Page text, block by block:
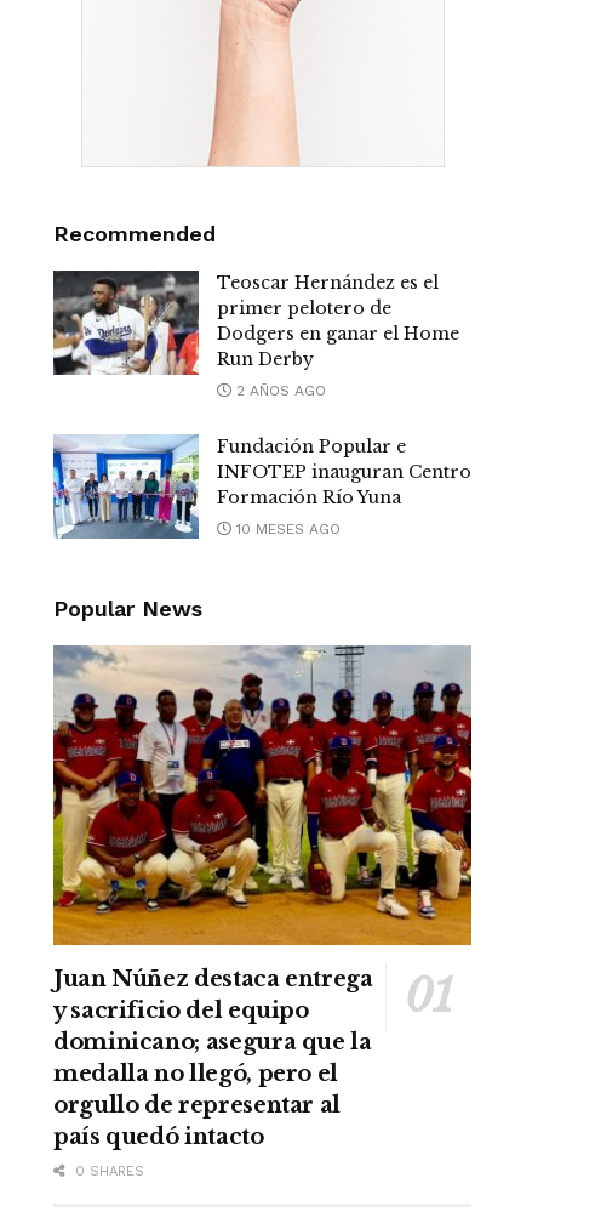
Recommended
Teoscar Hernández es el
primer pelotero de
Dodgers en ganar el Home
Run Derby
2 AÑOS AGO
Fundación Popular e
INFOTEP inauguran Centro
Formación Río Yuna
10 MESES AGO
Popular News
Juan Núñez destaca entrega
y sacrificio del equipo
dominicano; asegura que la
medalla no llegó, pero el
orgullo de representar al
país quedó intacto
0 SHARES